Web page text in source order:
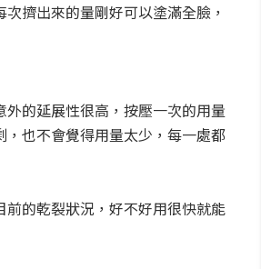
擠出來的量剛好可以塗滿全臉，
外的延展性很高，按壓一次的用量
，也不會覺得用量太少，每一處都
前的乾裂狀況，好不好用很快就能